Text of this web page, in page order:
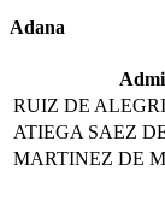
Adana
RUIZ DE
ATIEGA SAEZ
MARTINEZ DE